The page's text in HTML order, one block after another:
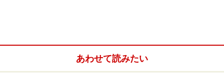
でに、大人の女性のセクシーな魅力を身につけて、ワン
ランクアップしませんか？
あわせて読みたい